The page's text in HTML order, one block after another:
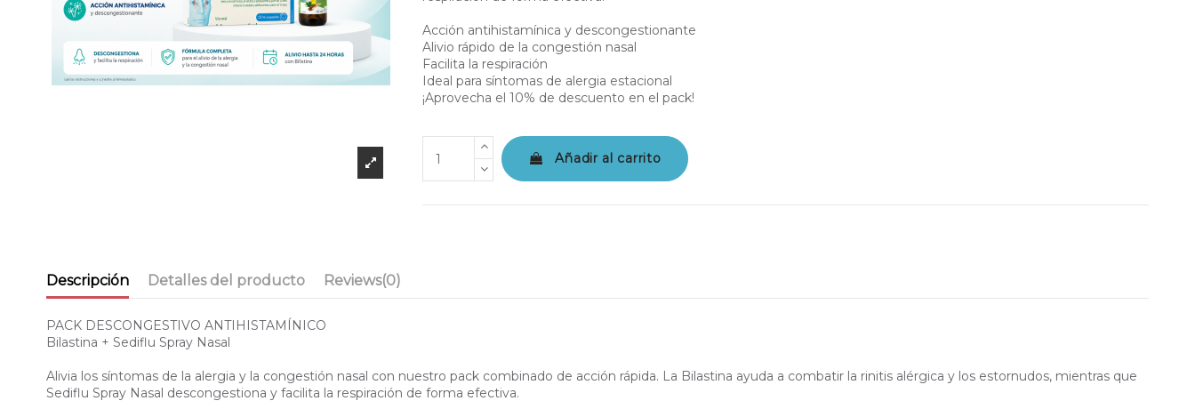
Acción antihistamínica y descongestionante
Alivio rápido de la congestión nasal
Facilita la respiración
Ideal para síntomas de alergia estacional
¡Aprovecha el 10% de descuento en el pack!
Añadir al carrito
Descripción Detalles del producto Reviews(0)
PACK DESCONGESTIVO ANTIHISTAMÍNICO
Bilastina + Sediflu Spray Nasal
Alivia los síntomas de la alergia y la congestión nasal con nuestro pack combinado de acción rápida. La Bilastina ayuda a combatir la rinitis alérgica y los estornudos, mientras que
Sediflu Spray Nasal descongestiona y facilita la respiración de forma efectiva.